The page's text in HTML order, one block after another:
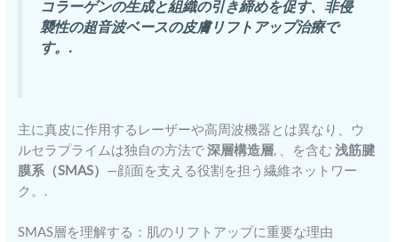
コラーゲンの生成と組織の引き締めを促す、非侵
襲性の超音波ベースの皮膚リフトアップ治療で
す。.
主に真皮に作用するレーザーや高周波機器とは異なり、ウ
ルセラプライムは独自の方法で深層構造層, 、を含む浅筋腱
膜系（SMAS） —顔面を支える役割を担う繊維ネットワー
ク。.
SMAS層を理解する：肌のリフトアップに重要な理由